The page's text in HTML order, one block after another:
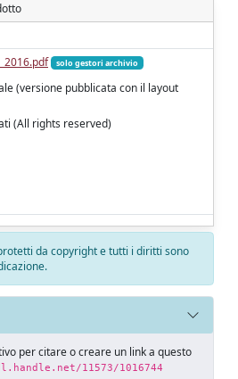
solo gestori archivio
(versione pubblicata con il layout
(All rights reserved)
da copyright e tutti i diritti sono
per citare o creare un link a questo
11573/1016744